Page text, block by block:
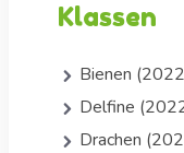
Klassen
Bienen
Delfine
Drachen